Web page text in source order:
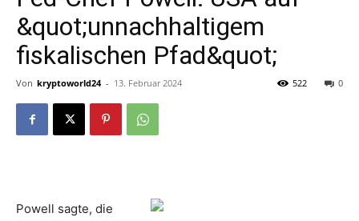
&quot;unnachhaltigem
fiskalischen Pfad&quot;
Von kryptoworld24 - 13. Februar 2024 0
522
Powell sagte, die